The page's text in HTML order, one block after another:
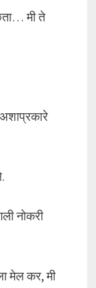
मी ते
नोकरी
मेल कर, मी